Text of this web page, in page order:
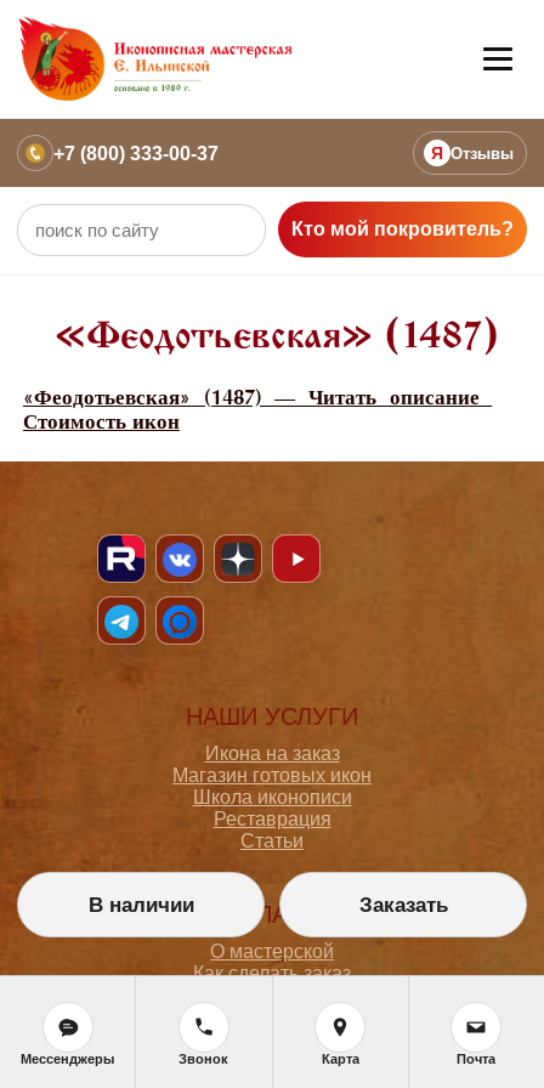
+7 (800) 333-00-37 Я Отзывы
Кто мой покровитель?
«Феодотьевская» (1487)
«Феодотьевская» (1487) — Читать описание
Стоимость икон
НАШИ УСЛУГИ
Икона на заказ
Магазин готовых икон
Школа иконописи
Реставрация
Статьи
ПОКУПАТЕЛЮ
О мастерской
Как сделать заказ
Политика конфиденциальности
Согласие на обработку персональных данных
Политика обработки персональных данных
В наличии Заказать
Мессенджеры Звонок Карта Почта